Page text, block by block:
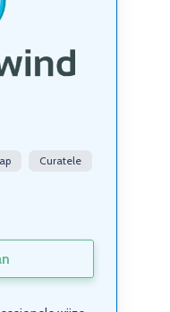
Curatele